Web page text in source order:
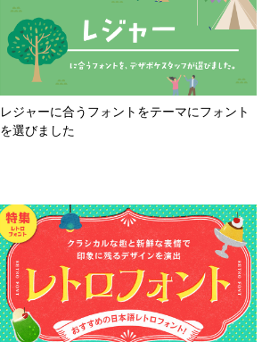
レジャーに合うフォントをテーマにフォント
を選びました